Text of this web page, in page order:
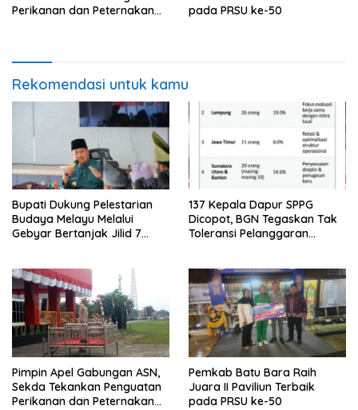
Perikanan dan Peternakan
pada PRSU ke-50
Rekomendasi untuk kamu
Bupati Dukung Pelestarian
Budaya Melayu Melalui
Gebyar Bertanjak Jilid 7
137 Kepala Dapur SPPG
Dicopot, BGN Tegaskan Tak
Toleransi Pelanggaran
Pimpin Apel Gabungan ASN,
Sekda Tekankan Penguatan
Perikanan dan Peternakan
Pemkab Batu Bara Raih
Juara II Paviliun Terbaik
pada PRSU ke-50